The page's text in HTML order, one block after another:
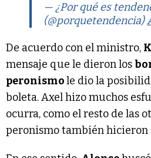
— ¿Por qué es
(@porquetendencia)
De acuerdo con el ministro,
mensaje que le dieron los
peronismole dio la
boleta. Axel hizo muchos
ocurra, como el resto de las
peronismo también hicieron